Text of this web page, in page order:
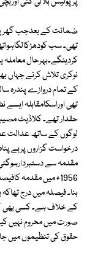
ضمانت کے بعدجب
تھی۔ سب
کردینگے۔بہرحال معاملہ
نوکری تلاش کرنے جہاں
کے تمام دروازے پندرہ
تھی اوراسکامقابلہ
حقدار تھے۔ کلاڈیٹ
لوگوں کے ساتھ عدالت
درخواست گزاروں پربے
مقدمہ سے
1956ء میں مقدمہ
بنا۔ فیصلہ میں درج
کے خلاف ہے۔ کسی بھی
صورت میں محروم نہیں
حقوق کی تنظیموں میں